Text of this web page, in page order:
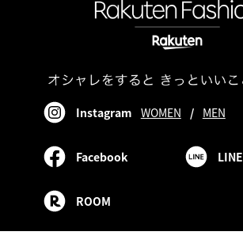
Instagram WOMEN / MEN
Facebook LINE
ROOM